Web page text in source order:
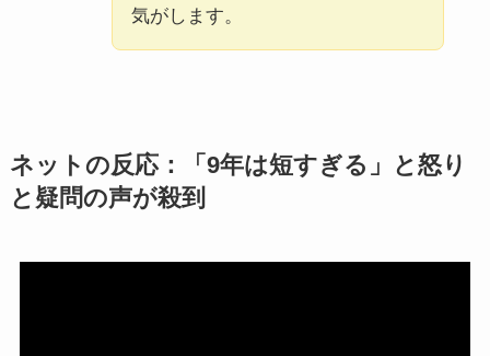
気がします。
ネットの反応：「9年は短すぎる」と怒り
と疑問の声が殺到